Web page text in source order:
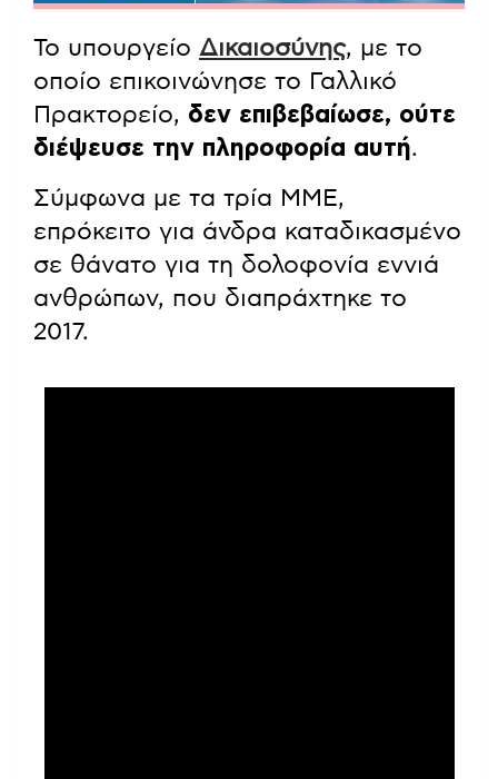
Το υπουργείο Δικαιοσύνης, με το
οποίο επικοινώνησε το Γαλλικό
Πρακτορείο, δεν επιβεβαίωσε, ούτε
διέψευσε την πληροφορία αυτή.
Σύμφωνα με τα τρία ΜΜΕ,
επρόκειτο για άνδρα καταδικασμένο
σε θάνατο για τη δολοφονία εννιά
ανθρώπων, που διαπράχτηκε το
2017.